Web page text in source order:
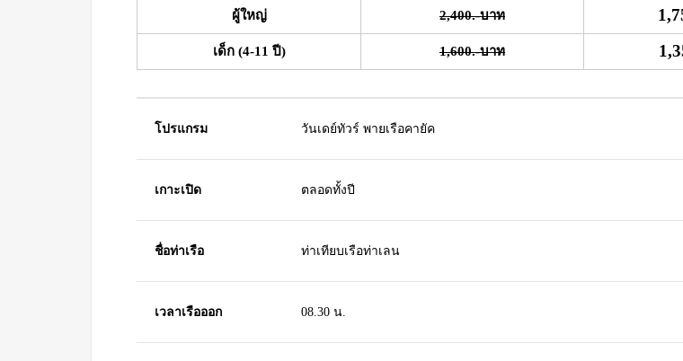
ผู้ใหญ่ 2,400.-บาท
เด็ก (4-11 ปี) 1,600.-บาท
โปรแกรม วันเดย์ทัวร์ พายเรือคายัค
เกาะเปิด ตลอดทั้งปี
ชื่อท่าเรือ ท่าเทียบเรือท่าเลน
เวลาเรือออก 08.30 น.